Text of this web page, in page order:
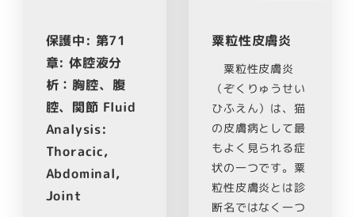
保護中: 第71
章: 体腔液分
析：胸腔、腹
腔、関節 Fluid
Analysis:
Thoracic,
Abdominal,
Joint
粟粒性皮膚炎
粟粒性皮膚炎
（ぞくりゅうせい
ひふえん）は、猫
の皮膚病として最
もよく見られる症
状の一つです。粟
粒性皮膚炎とは診
断名ではなく一つ